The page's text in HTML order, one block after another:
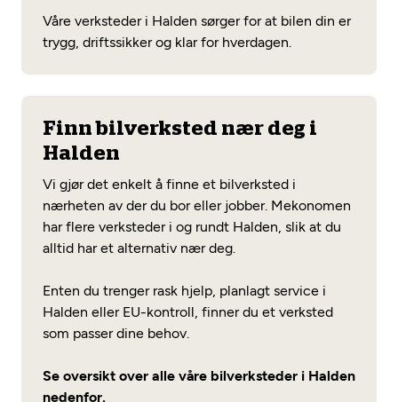
Våre verksteder i Halden sørger for at bilen din er
trygg, driftssikker og klar for hverdagen.
Finn bilverksted nær deg i
Halden
Vi gjør det enkelt å finne et bilverksted i
nærheten av der du bor eller jobber. Mekonomen
har flere verksteder i og rundt Halden, slik at du
alltid har et alternativ nær deg.
Enten du trenger rask hjelp, planlagt service i
Halden eller EU-kontroll, finner du et verksted
som passer dine behov.
Se oversikt over alle våre bilverksteder i Halden
nedenfor.